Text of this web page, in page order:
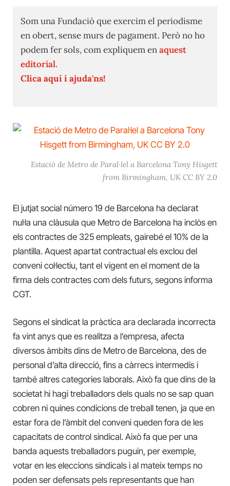
Som una Fundació que exercim el periodisme
en obert, sense murs de pagament. Però no ho
podem fer sols, com expliquem enaquest
editorial.
Clica aquí i ajuda'ns!
Estació de Metro de Paral·lel a Barcelona Tony Hisgett
from Birmingham, UK CC BY 2.0
El jutjat social número 19 de Barcelona ha declarat
nul·la una clàusula que Metro de Barcelona ha inclòs en
els contractes de 325 empleats, gairebé el 10% de la
plantilla. Aquest apartat contractual els exclou del
conveni col·lectiu, tant el vigent en el moment de la
firma dels contractes com dels futurs, segons informa
CGT.
Segons el sindicat la pràctica ara declarada incorrecta
fa vint anys que es realitza a l’empresa, afecta
diversos àmbits dins de Metro de Barcelona, des de
personal d’alta direcció, fins a càrrecs intermedis i
també altres categories laborals. Això fa que dins de la
societat hi hagi treballadors dels quals no se sap quan
cobren ni quines condicions de treball tenen, ja que en
estar fora de l’àmbit del conveni queden fora de les
capacitats de control sindical. Això fa que per una
banda aquests treballadors puguin, per exemple,
votar en les eleccions sindicals i al mateix temps no
poden ser defensats pels representants que han